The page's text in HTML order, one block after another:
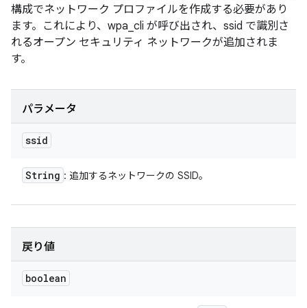
構成でネットワーク プロファイルを作成する必要があり
ます。これにより、wpa_cli が呼び出され、ssid で識別さ
れるオープン セキュリティ ネットワークが追加されま
す。
パラメータ
ssid
String : 追加するネットワークの SSID。
戻り値
boolean